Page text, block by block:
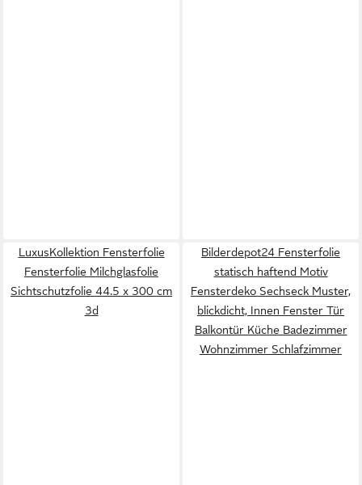
LuxusKollektion Fensterfolie
Fensterfolie Milchglasfolie
Sichtschutzfolie 44.5 x 300 cm
3d
Bilderdepot24 Fensterfolie
statisch haftend Motiv
Fensterdeko Sechseck Muster,
blickdicht, Innen Fenster Tür
Balkontür Küche Badezimmer
Wohnzimmer Schlafzimmer